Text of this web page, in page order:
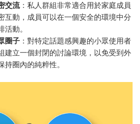
交流：私人群組非常適合用於家庭成員
互動，成員可以在一個安全的環境中分
活動。
圈子 ：對特定話題感興趣的小眾使用者
建立一個封閉的討論環境，以免受到外
持圈內的純粹性。